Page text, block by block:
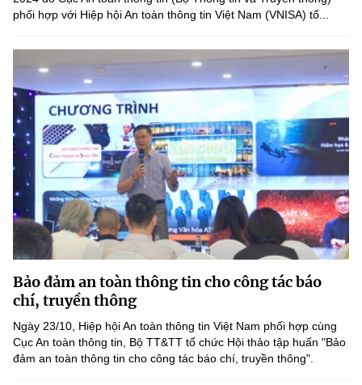
phối hợp với Hiệp hội An toàn thông tin Việt Nam (VNISA) tổ...
Bảo đảm an toàn thông tin cho công tác báo
chí, truyền thông
Ngày 23/10, Hiệp hội An toàn thông tin Việt Nam phối hợp cùng
Cục An toàn thông tin, Bộ TT&TT tổ chức Hội thảo tập huấn "Bảo
đảm an toàn thông tin cho công tác báo chí, truyền thông".